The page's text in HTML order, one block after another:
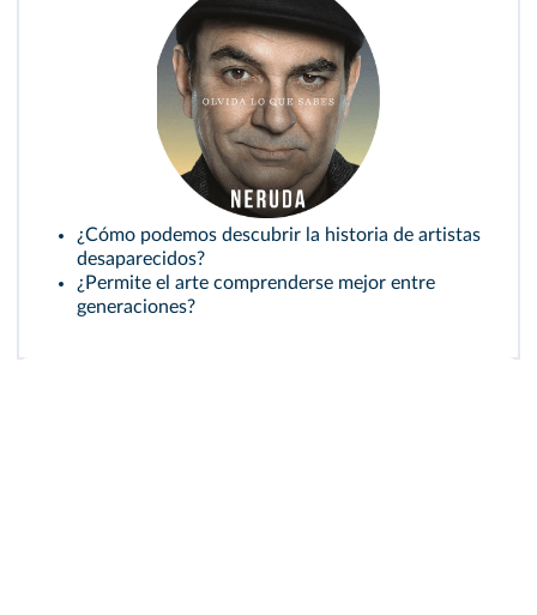
¿Cómo podemos descubrir la historia de artistas
desaparecidos?
¿Permite el arte comprenderse mejor entre
generaciones?